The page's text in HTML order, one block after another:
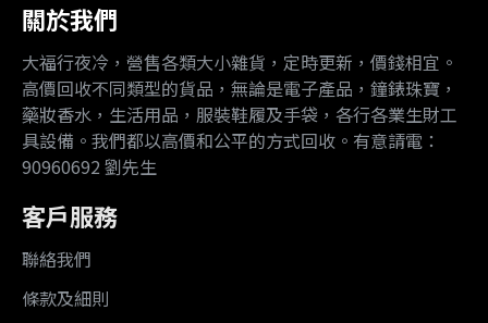
關於我們
大福行夜冷，營售各類大小雜貨，定時更新，價錢相宜。
高價回收不同類型的貨品，無論是電子產品，鐘錶珠寶，
藥妝香水，生活用品，服裝鞋履及手袋，各行各業生財工
具設備。我們都以高價和公平的方式回收。有意請電：
90960692 劉先生
客戶服務
聯絡我們
條款及細則